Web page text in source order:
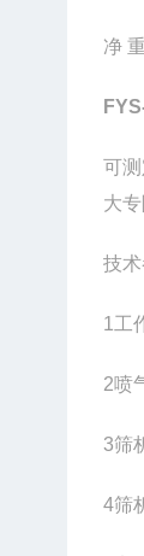
净
可
大
技
1工
2喷
3筛
4筛